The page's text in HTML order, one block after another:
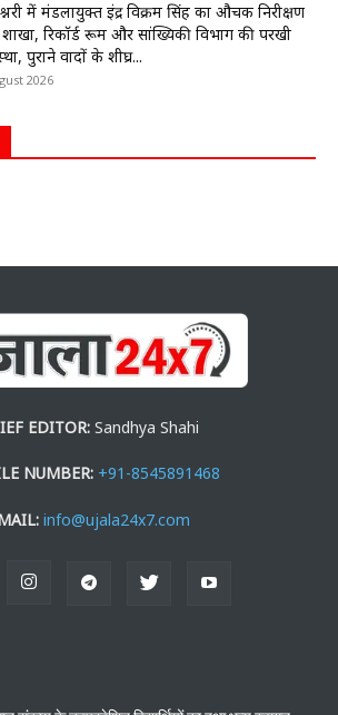
में मंडलायुक्त इंद्र विक्रम सिंह का औचक निरीक्षण
शाखा, रिकॉर्ड रूम और सांख्यिकी विभाग की परखी
पुराने वादों के शीघ्र...
2026
EDITOR: Sandhya Shahi
NUMBER: +91-8545891468
info@ujala24x7.com